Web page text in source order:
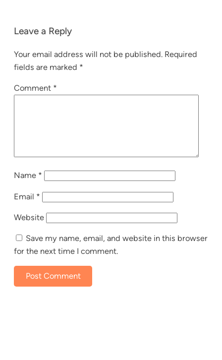
Leave a Reply
Your email address will not be published. Required
fields are marked *
Comment *
Name *
Email *
Website
Save my name, email, and website in this browser
for the next time I comment.